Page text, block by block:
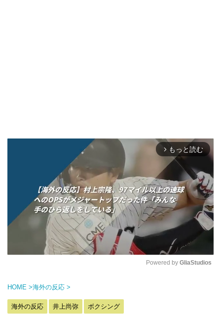
arrow_forward_ios もっと読む
Powered by GliaStudios
HOME >海外の反応 >
海外の反応 井上尚弥 ボクシング